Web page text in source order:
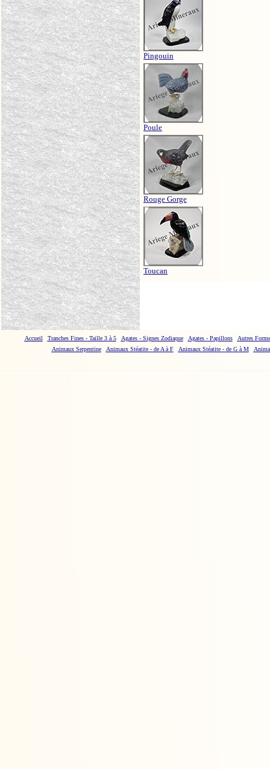
Pingouin
Poule
Rouge Gorge
Toucan
Accueil Tranches Fines - Taille 3 à 5 Agates - Signes Zodiaque Agates - Papillons
Autres
Animaux Serpentine
Animaux Stéatite - de A à F Animaux Stéatite - de G à M